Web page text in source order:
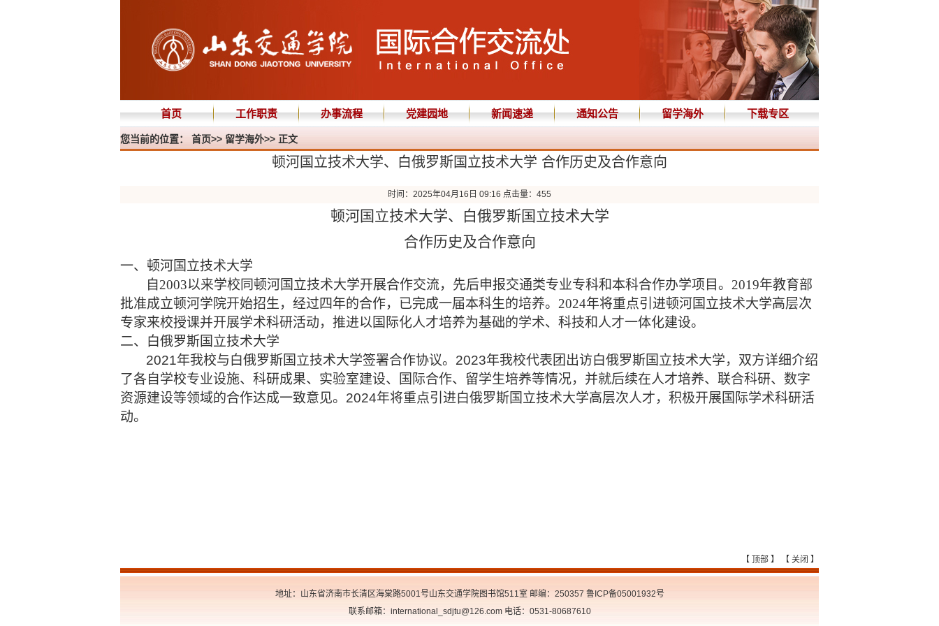
首页 工作职责 办事流程 党建园地 新闻速递 通知公告 留学海外 下载专区
您当前的位置： 首页>> 留学海外>> 正文
顿河国立技术大学、白俄罗斯国立技术大学 合作历史及合作意向
时间：2025年04月16日 09:16 点击量： 455
顿河国立技术大学、白俄罗斯国立技术大学
合作历史及合作意向
一、顿河国立技术大学
自 2003以来学校同顿河国立技术大学开展合作交流，先后申报交通类专业专科和本科合作办学项目。2019年教育部
批准成立顿河学院开始招生，经过四年的合作，已完成一届本科生的培养。2024年将重点引进顿河国立技术大学高层次
专家来校授课并开展学术科研活动，推进以国际化人才培养为基础的学术、科技和人才一体化建设。
二、白俄罗斯国立技术大学
2021年我校与白俄罗斯国立技术大学签署合作协议。2023年我校代表团出访白俄罗斯国立技术大学，双方详细介绍
了各自学校专业设施、科研成果、实验室建设、国际合作、留学生培养等情况，并就后续在人才培养、联合科研、数字
资源建设等领域的合作达成一致意见。2024年将重点引进白俄罗斯国立技术大学高层次人才，积极开展国际学术科研活
动。
【 顶部 】 【 关闭 】
地址：山东省济南市长清区海棠路5001号山东交通学院图书馆511室 邮编：250357 鲁ICP备05001932号
联系邮箱：international_sdjtu@126.com 电话：0531-80687610